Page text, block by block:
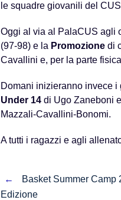
le squadre giovanili del
Oggi al via al PalaCUS agli
(97-98) e la Promozione di
Cavallini e, per la parte
Domani inizieranno invece i
Under 14 di Ugo Zaneboni
Mazzali-Cavallini-Bonomi.
A tutti i ragazzi e agli
Post
←
Basket Summer Camp
Edizione